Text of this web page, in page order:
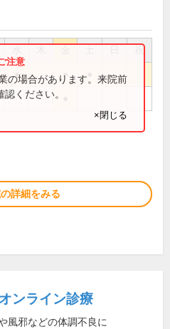
祝
● ●
の場合があります。来院前
ください。
×閉じる
詳細をみる
オンライン診療
風邪などの体調不良に